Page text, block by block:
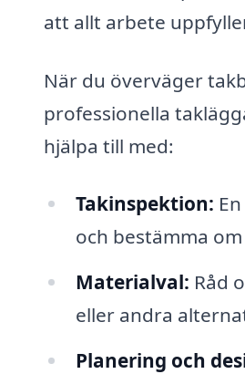
att allt arbete
När du överväger
professionella
hjälpa till med:
Takinspektion:
och bestämma
Materialval: Råd
eller andra
Planering och